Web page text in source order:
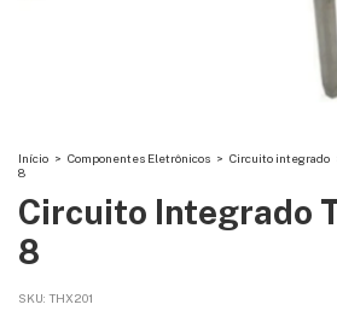
Início > Componentes Eletrônicos > Circuito integrado
8
Circuito Integrado
8
SKU: THX201